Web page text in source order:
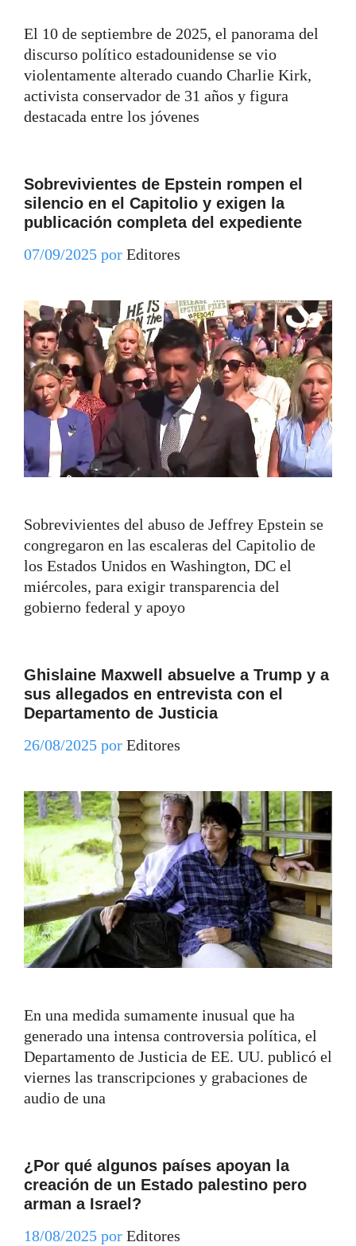
El 10 de septiembre de 2025, el panorama del
discurso político estadounidense se vio
violentamente alterado cuando Charlie Kirk,
activista conservador de 31 años y figura
destacada entre los jóvenes
Sobrevivientes de Epstein rompen el
silencio en el Capitolio y exigen la
publicación completa del expediente
07/09/2025 por Editores
Sobrevivientes del abuso de Jeffrey Epstein se
congregaron en las escaleras del Capitolio de
los Estados Unidos en Washington, DC el
miércoles, para exigir transparencia del
gobierno federal y apoyo
Ghislaine Maxwell absuelve a Trump y a
sus allegados en entrevista con el
Departamento de Justicia
26/08/2025 por Editores
En una medida sumamente inusual que ha
generado una intensa controversia política, el
Departamento de Justicia de EE. UU. publicó el
viernes las transcripciones y grabaciones de
audio de una
¿Por qué algunos países apoyan la
creación de un Estado palestino pero
arman a Israel?
18/08/2025 por Editores